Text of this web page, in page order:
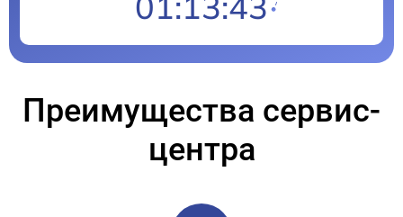
Преимущества сервис-
центра